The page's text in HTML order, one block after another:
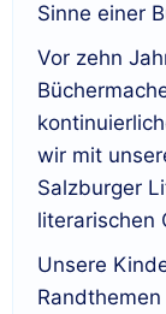
Sinne einer
Vor zehn
wir mit
Salzburger
literarischen
Unsere